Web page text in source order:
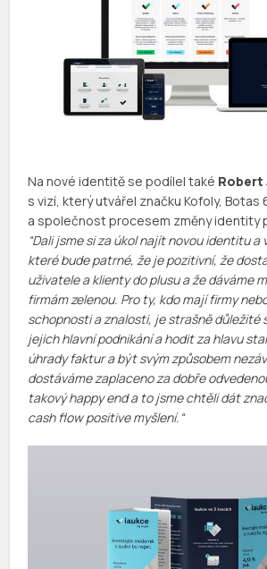
Na nové identitě se podílel také Robert
s vizí, který utvářel značku Kofoly,
a společnost procesem změny identity
“Dali jsme si za úkol najít novou identitu
které bude patrné, že je pozitivní, že
uživatele a klienty do plusu a že dáváme
firmám zelenou. Pro ty, kdo mají firmy
schopnosti a znalosti, je strašně důležité
jejich hlavní podnikání a hodit za hlavu
úhrady faktur a být svým způsobem
dostáváme zaplaceno za dobře
takový happy end a to jsme chtěli dát
cash flow positive myšlení.“